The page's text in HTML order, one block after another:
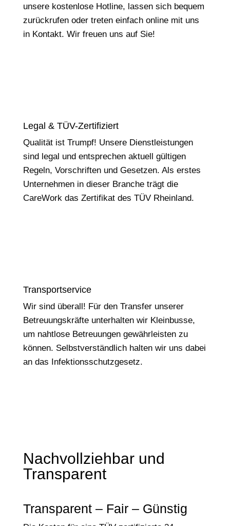
unsere kostenlose Hotline, lassen sich bequem
zurückrufen oder treten einfach online mit uns
in Kontakt. Wir freuen uns auf Sie!
Legal & TÜV-Zertifiziert
Qualität ist Trumpf! Unsere Dienstleistungen
sind legal und entsprechen aktuell gültigen
Regeln, Vorschriften und Gesetzen. Als erstes
Unternehmen in dieser Branche trägt die
CareWork das Zertifikat des TÜV Rheinland.
Transportservice
Wir sind überall! Für den Transfer unserer
Betreuungskräfte unterhalten wir Kleinbusse,
um nahtlose Betreuungen gewährleisten zu
können. Selbstverständlich halten wir uns dabei
an das Infektionsschutzgesetz.
Nachvollziehbar und
Transparent
Transparent – Fair – Günstig